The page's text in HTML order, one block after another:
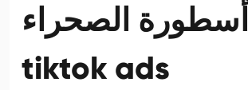
أسطورة الصحراء
tiktok ads